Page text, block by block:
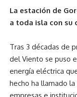
La estación de
a toda isla con su
Tras 3 décadas de
del Viento se puso
energía eléctrica
hecho ha llamado